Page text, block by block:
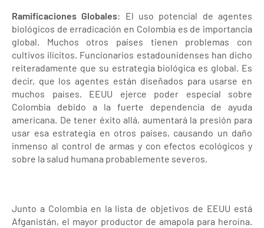
Ramificaciones Globales: El uso potencial de agentes
biológicos de erradicación en Colombia es de importancia
global. Muchos otros países tienen problemas con
cultivos ilícitos. Funcionarios estadounidenses han dicho
reiteradamente que su estrategia biológica es global. Es
decir, que los agentes están diseñados para usarse en
muchos países. EEUU ejerce poder especial sobre
Colombia debido a la fuerte dependencia de ayuda
americana. De tener éxito allá, aumentará la presión para
usar esa estrategia en otros países, causando un daño
inmenso al control de armas y con efectos ecológicos y
sobre la salud humana probablemente severos.
Junto a Colombia en la lista de objetivos de EEUU está
Afganistán, el mayor productor de amapola para heroína.